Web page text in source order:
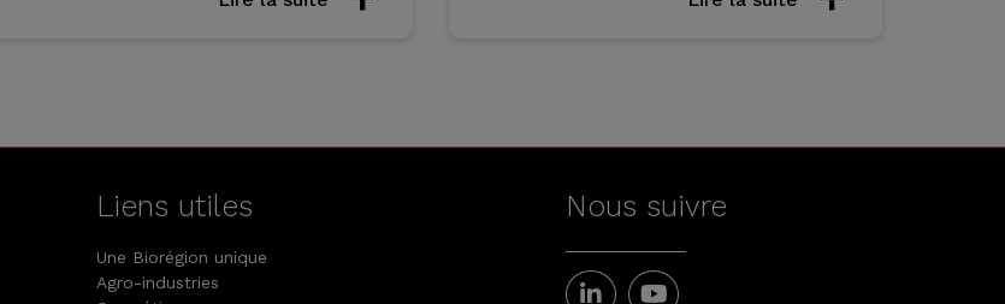
Liens utiles
Une Biorégion unique
Agro-industries
Nous suivre